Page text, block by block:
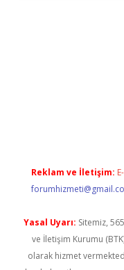
Reklam ve İletişim:
Yasal Uyarı: Sitemiz,
ve İletişim Kurumu
olarak hizmet